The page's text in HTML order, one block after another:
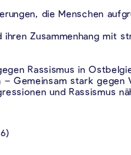
die Menschen
Zusammenhang mit
Rassismus in
Gemeinsam stark
und Rassismus